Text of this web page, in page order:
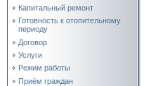
Капитальный ремонт
Готовность к отопительному
периоду
Договор
Услуги
Режим работы
Приём граждан